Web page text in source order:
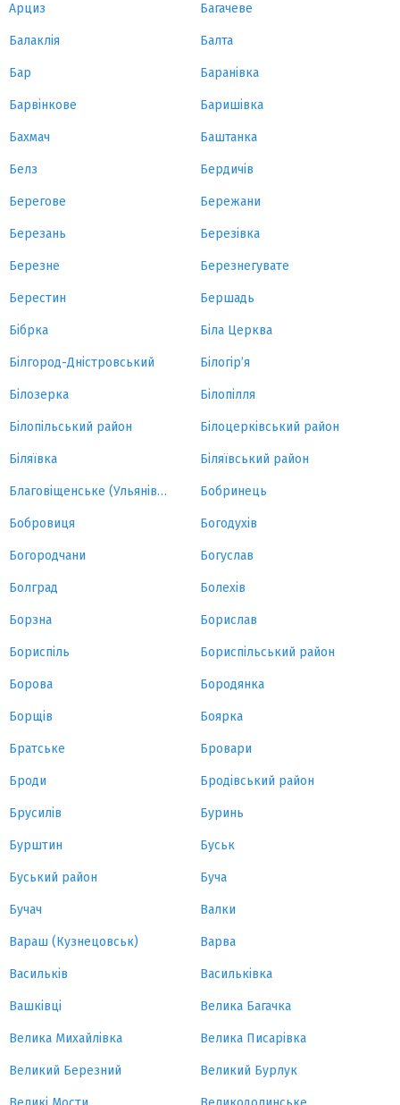
Арциз Багачеве
Балаклія Балта
Бар Баранівка
Барвінкове Баришівка
Бахмач Баштанка
Белз Бердичів
Берегове Бережани
Березань Березівка
Березне Березнегувате
Берестин Бершадь
Бібрка Біла Церква
Білгород-Дністровський Білогір’я
Білозерка Білопілля
Білопільський район Білоцерківський район
Біляївка Біляївський район
Благовіщенське (Ульянівка) Бобринець
Бобровиця Богодухів
Богородчани Богуслав
Болград Болехів
Борзна Борислав
Бориспіль Бориспільський район
Борова Бородянка
Борщів Боярка
Братське Бровари
Броди Бродівський район
Брусилів Буринь
Бурштин Буськ
Буський район Буча
Бучач Валки
Вараш (Кузнецовськ) Варва
Васильків Васильківка
Вашківці Велика Багачка
Велика Михайлівка Велика Писарівка
Великий Березний Великий Бурлук